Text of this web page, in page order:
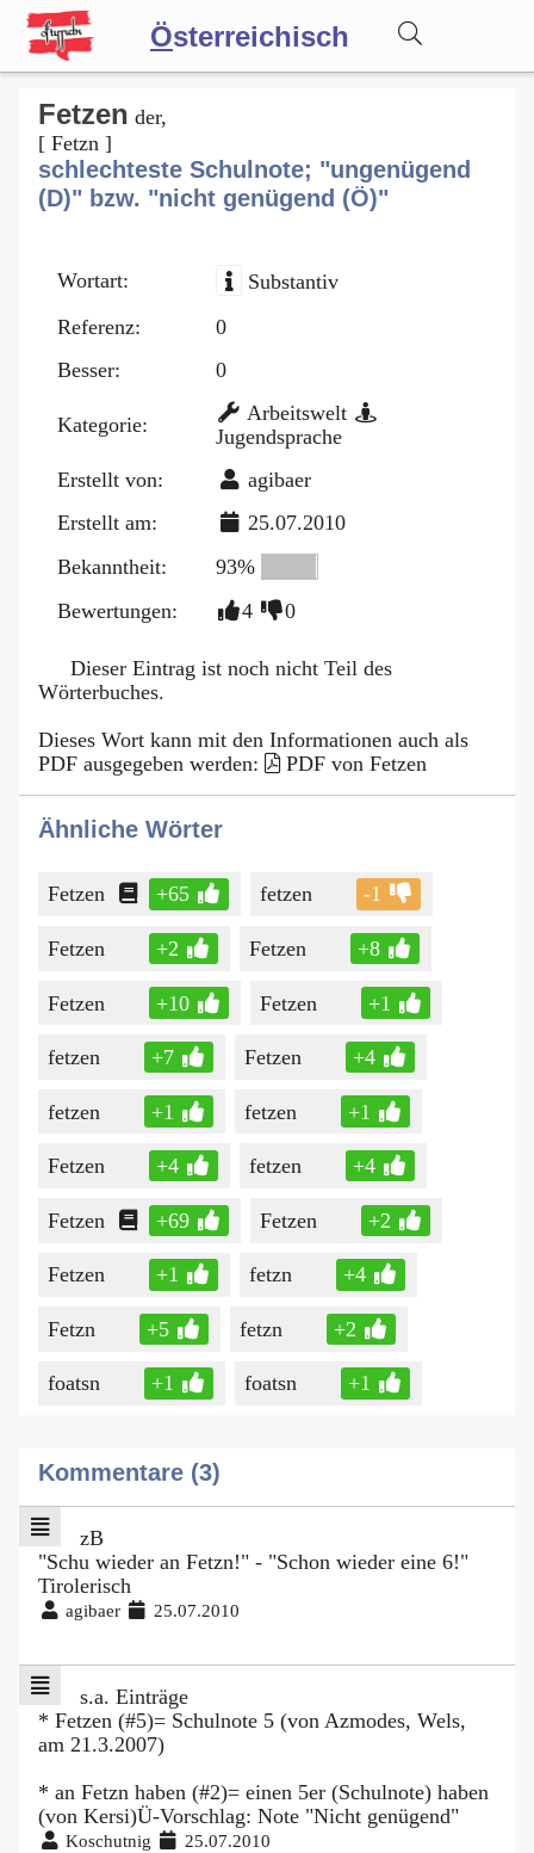
Österreichisch
Wörterbuch
Forum
Fetzen der,
[ Fetzn ]
schlechteste Schulnote; "ungenügend
(D)" bzw. "nicht genügend (Ö)"
Wortart:
Substantiv
Referenz:
0
Besser:
0
Kategorie:
Arbeitswelt
Jugendsprache
Erstellt von:
agibaer
Erstellt am:
25.07.2010
Bekanntheit:
93%
Bewertungen:
4 0
Dieser Eintrag ist noch nicht Teil des
Wörterbuches.
Dieses Wort kann mit den Informationen auch als
PDF ausgegeben werden:
PDF von Fetzen
Ähnliche Wörter
Fetzen +65 fetzen -1
Fetzen +2 Fetzen +8
Fetzen +10 Fetzen +1
fetzen +7 Fetzen +4
fetzen +1 fetzen +1
Fetzen +4 fetzen +4
Fetzen +69 Fetzen +2
Fetzen +1 fetzn +4
Fetzn +5 fetzn +2
foatsn +1 foatsn +1
Kommentare (3)
zB
"Schu wieder an Fetzn!" - "Schon wieder eine 6!"
Tirolerisch
agibaer 25.07.2010
s.a. Einträge
* Fetzen (#5)= Schulnote 5 (von Azmodes, Wels,
am 21.3.2007)
* an Fetzn haben (#2)= einen 5er (Schulnote) haben
(von Kersi)Ü-Vorschlag: Note "Nicht genügend"
Koschutnig 25.07.2010